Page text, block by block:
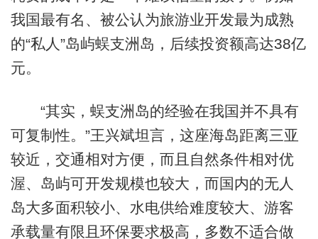
我国最有名、被公认为旅游业开发最为成熟
的“私人”岛屿蜈支洲岛，后续投资额高达38亿
元。
“其实，蜈支洲岛的经验在我国并不具有
可复制性。”王兴斌坦言，这座海岛距离三亚
较近，交通相对方便，而且自然条件相对优
渥、岛屿可开发规模也较大，而国内的无人
岛大多面积较小、水电供给难度较大、游客
承载量有限且环保要求极高，多数不适合做